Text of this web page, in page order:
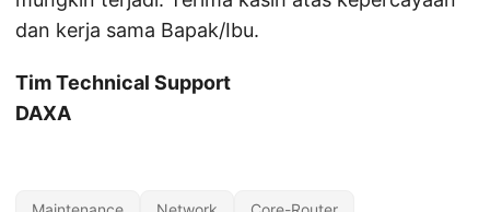
dan kerja sama Bapak/Ibu.
Tim Technical Support
DAXA